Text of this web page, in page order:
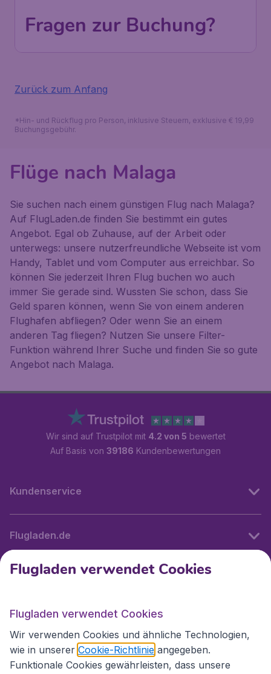
Fragen zur Buchung?
Zurück zum Anfang
*Hin- und Rückflug pro Person, inklusive Steuern, exklusive € 19,99
Buchungsgebühr.
Flüge nach Malaga
Sie suchen nach einem günstigen Flug nach Malaga?
Auf FlugLaden.de finden Sie bestimmt ein gutes
Angebot. Egal ob Zuhause, auf der Arbeit oder
unterwegs: unsere nutzerfreundliche Webseite ist vom
Handy, Tablet und vom Computer aus erreichbar. So
können Sie jederzeit Ihren Flug buchen wo auch
immer Sie gerade sind. Wussten Sie schon, dass Sie
Geld sparen können, wenn Sie von einem anderen
Flughafen abfliegen? Oder wenn Sie an einem
anderen Tag fliegen? Nutzen Sie unsere Filter-
Funktion während Ihrer Suche und finden Sie so gute
Angebot nach Malaga.
Wir sind auf Trustpilot mit 4.2 von 5 bewertet
Auf Basis von 39186 Kundenbewertungen
Kundenservice
Flugladen.de
Internationale Webseiten
Folgen Sie uns:
Flugladen verwendet Cookies
Flugladen verwendet Cookies
Wir verwenden Cookies und ähnliche Technologien,
wie in unserer Cookie-Richtlinie angegeben.
Funktionale Cookies gewährleisten, dass unsere